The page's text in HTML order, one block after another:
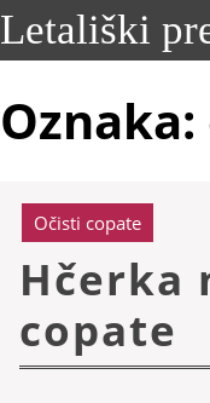
Letališki
Oznaka:
Očisti copate
Hčerka
copate